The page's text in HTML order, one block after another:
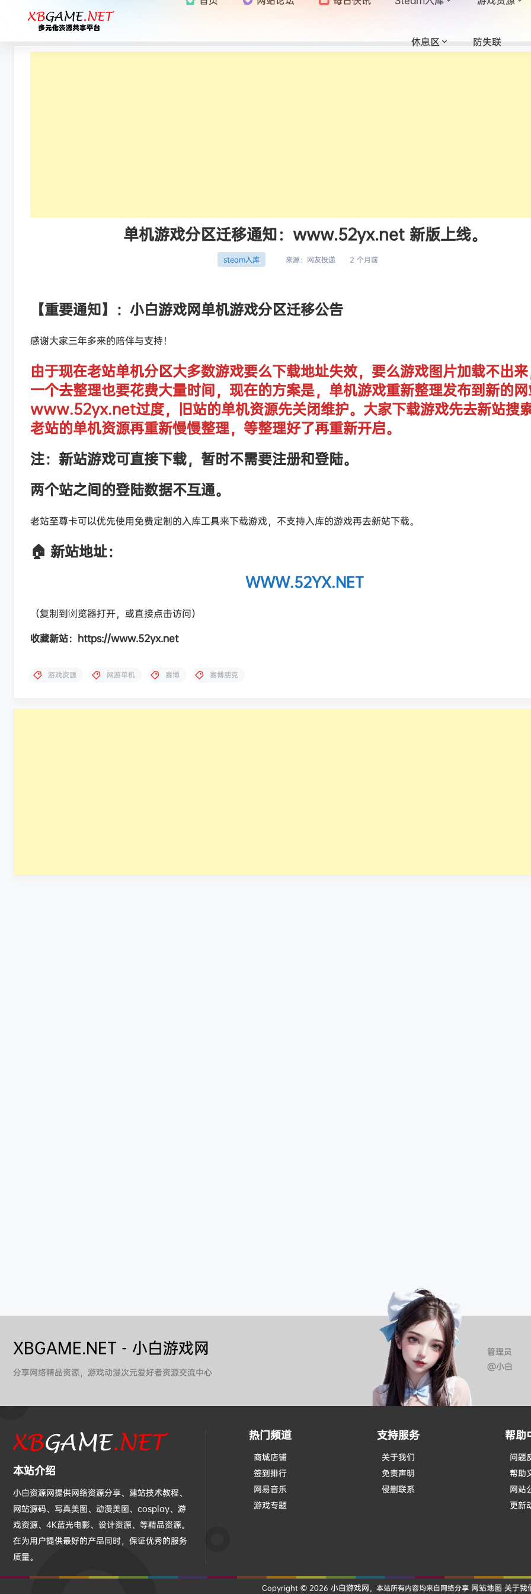
休息区 防失联
单机游戏分区迁移通知：www.52yx.net 新版上线。
steam入库 来源： 网友投递 2 个月前
【重要通知】：小白游戏网单机游戏分区迁移公告
感谢大家三年多来的陪伴与支持！
由于现在老站单机分区大多数游戏要么下载地址失效，要么游戏图片加载不出
一个去整理也要花费大量时间，现在的方案是，单机游戏重新整理发布到新的
www.52yx.net过度，旧站的单机资源先关闭维护。大家下载游戏先去新站搜
老站的单机资源再重新慢慢整理，等整理好了再重新开启。
注：新站游戏可直接下载，暂时不需要注册和登陆。
两个站之间的登陆数据不互通。
老站至尊卡可以优先使用免费定制的入库工具来下载游戏，不支持入库的游戏再去新站下载。
🏠 新站地址：
WWW.52YX.NET
（复制到浏览器打开，或直接点击访问）
收藏新站：https://www.52yx.net
游戏资源 网游单机 赛博 赛博朋克
XBGAME.NET - 小白游戏网
分享网络精品资源，游戏动漫次元爱好者资源交流中心
管理员
@小白
本站介绍
小白资源网提供网络资源分享、建站技术教程、
网站源码、写真美图、动漫美图、cosplay、游
戏资源、4K蓝光电影、设计资源、等精品资源。
在为用户提供最好的产品同时，保证优秀的服务
质量。
热门频道
商城店铺
签到排行
网易音乐
游戏专题
支持服务
关于我们
免责声明
侵删联系
帮助
问题
帮助
网站
更新
Copyright © 2026 小白游戏网，本站所有内容均来自网络分享 网站地图 关于我